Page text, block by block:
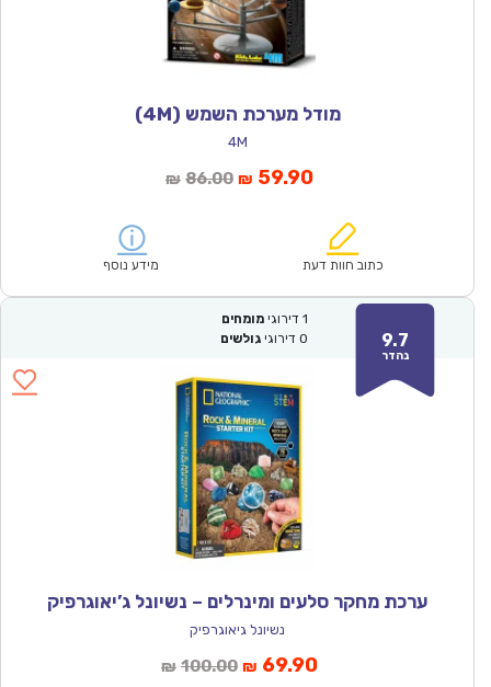
מודל מערכת השמש (4M)
4M
₪ 86.00המחיר
₪86.00.
₪ 59.90המחיר
הוא:
כתוב חוות דעת מידע נוסף
9.7
נהדר
1 דירוגי מומחים
0 דירוגי גולשים
ערכת מחקר סלעים ומינרלים – נשיונל ג’יאוגרפיק
נשיונל גיאוגרפיק
₪ 100.00המחיר
₪ 69.90המחיר